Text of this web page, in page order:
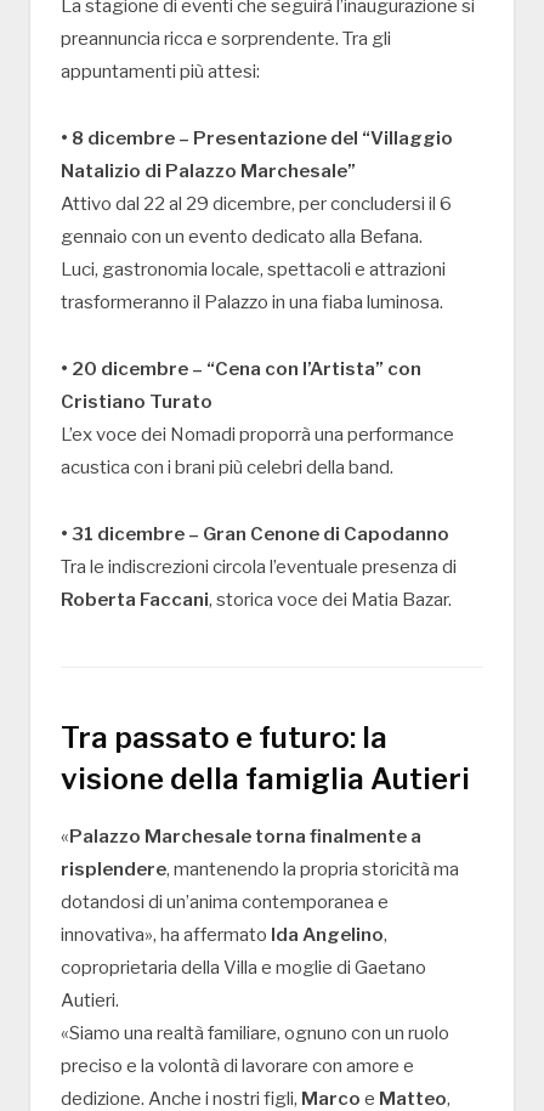
La stagione di eventi che seguirà l’inaugurazione si
preannuncia ricca e sorprendente. Tra gli
appuntamenti più attesi:
• 8 dicembre – Presentazione del “Villaggio
Natalizio di Palazzo Marchesale”
Attivo dal 22 al 29 dicembre, per concludersi il 6
gennaio con un evento dedicato alla Befana.
Luci, gastronomia locale, spettacoli e attrazioni
trasformeranno il Palazzo in una fiaba luminosa.
• 20 dicembre – “Cena con l’Artista” con
Cristiano Turato
L’ex voce dei Nomadi proporrà una performance
acustica con i brani più celebri della band.
• 31 dicembre – Gran Cenone di Capodanno
Tra le indiscrezioni circola l’eventuale presenza di
Roberta Faccani, storica voce dei Matia Bazar.
Tra passato e futuro: la
visione della famiglia Autieri
«Palazzo Marchesale torna finalmente a
risplendere, mantenendo la propria storicità ma
dotandosi di un’anima contemporanea e
innovativa», ha affermato Ida Angelino,
coproprietaria della Villa e moglie di Gaetano
Autieri.
«Siamo una realtà familiare, ognuno con un ruolo
preciso e la volontà di lavorare con amore e
dedizione. Anche i nostri figli, Marco e Matteo,